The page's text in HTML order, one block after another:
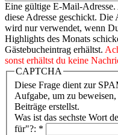
Eine gültige E-Mail-
diese Adresse geschickt.
wird nur verwendet, wenn
Highlights des Monats
Gästebucheintrag erhältst.
sonst erhältst du keine
CAPTCHA
Diese Frage dient zur
Aufgabe, um zu
Beiträge erstellst.
Was ist das sechste Wort
für"?: *